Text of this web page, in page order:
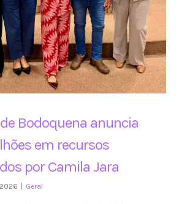
Bodoquena anuncia
em recursos
por Camila Jara
| Geral